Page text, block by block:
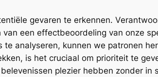
gevaren te erkennen.
een effectbeoordeling van onze
analyseren, kunnen we patronen
is het cruciaal om prioriteit te
plezier hebben zonder